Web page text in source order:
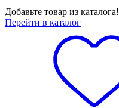
Добавьте товар из каталога!
Перейти в каталог